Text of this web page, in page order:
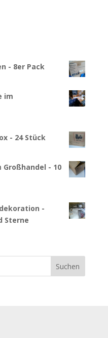
- 8er Pack
im
- 24 Stück
- 10
-
Sterne
Suchen